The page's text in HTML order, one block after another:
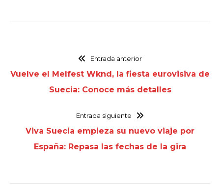
Entrada anterior
Vuelve el Melfest Wknd, la fiesta eurovisiva de
Suecia: Conoce más detalles
Entrada siguiente
Viva Suecia empieza su nuevo viaje por
España: Repasa las fechas de la gira